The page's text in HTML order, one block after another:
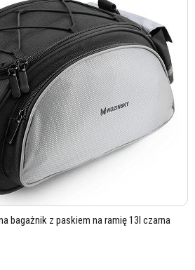
bagażnik z paskiem na ramię 13l czarna